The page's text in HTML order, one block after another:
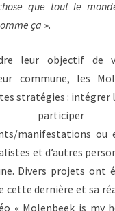
que tout le
ça ».
leur objectif de
commune, les
stratégies : intégrer
manifestations ou
et d’autres
Divers projets ont
cette dernière et sa
« Molenbeek is my